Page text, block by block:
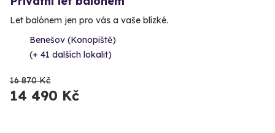
Let balónem jen pro vás a vaše blízké.
Benešov (Konopiště)
(+ 41 dalších lokalit)
16 870 Kč
14 490 Kč